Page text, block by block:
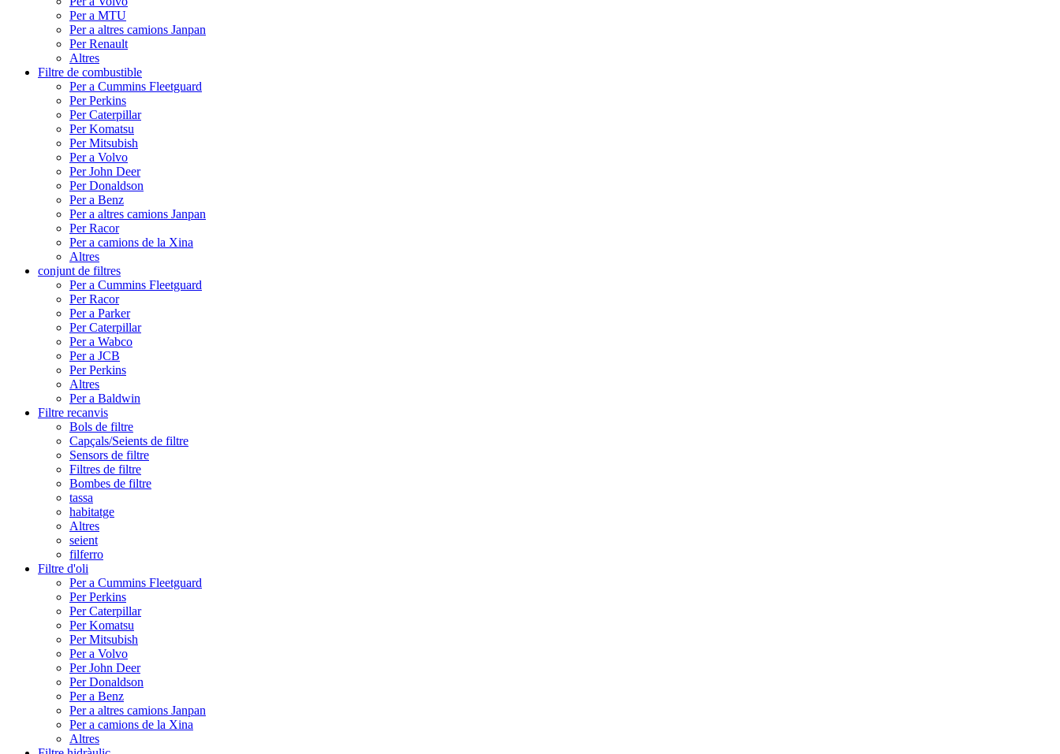
Per a MTU
Per a altres camions Janpan
Per Renault
Altres
Filtre de combustible
Per a Cummins Fleetguard
Per Perkins
Per Caterpillar
Per Komatsu
Per Mitsubish
Per a Volvo
Per John Deer
Per Donaldson
Per a Benz
Per a altres camions Janpan
Per Racor
Per a camions de la Xina
Altres
conjunt de filtres
Per a Cummins Fleetguard
Per Racor
Per a Parker
Per Caterpillar
Per a Wabco
Per a JCB
Per Perkins
Altres
Per a Baldwin
Filtre recanvis
Bols de filtre
Capçals/Seients de filtre
Sensors de filtre
Filtres de filtre
Bombes de filtre
tassa
habitatge
Altres
seient
filferro
Filtre d'oli
Per a Cummins Fleetguard
Per Perkins
Per Caterpillar
Per Komatsu
Per Mitsubish
Per a Volvo
Per John Deer
Per Donaldson
Per a Benz
Per a altres camions Janpan
Per a camions de la Xina
Altres